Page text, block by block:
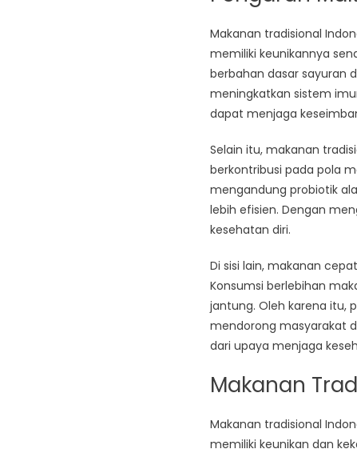
Makanan tradisional
memiliki keunikannya
berbahan dasar sayuran
meningkatkan sistem
dapat menjaga
Selain itu, makanan
berkontribusi pada pola
mengandung probiotik
lebih efisien. Dengan
kesehatan diri.
Di sisi lain, makanan
Konsumsi berlebihan
jantung. Oleh karena itu,
mendorong masyarakat
dari upaya menjaga
Makanan
Makanan tradisional
memiliki keunikan dan